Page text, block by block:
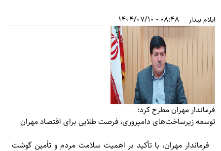
ایلام بیدار 08:48 - 1404/07/10
فرماندار مهران مطرح کرد:
توسعه زیرساخت‌های دامپروری، فرصت طلایی برای اقتصاد مهران
فرماندار مهران، با تأکید بر اهمیت سلامت مردم و تأمین گوشت